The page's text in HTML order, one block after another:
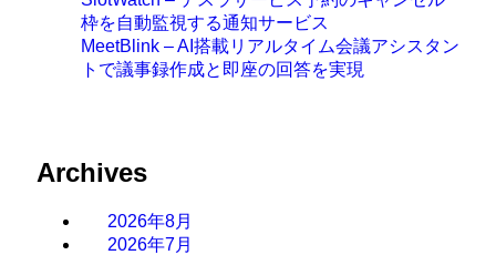
枠を自動監視する通知サービス
MeetBlink – AI搭載リアルタイム会議アシスタン
トで議事録作成と即座の回答を実現
Archives
2026年8月
2026年7月